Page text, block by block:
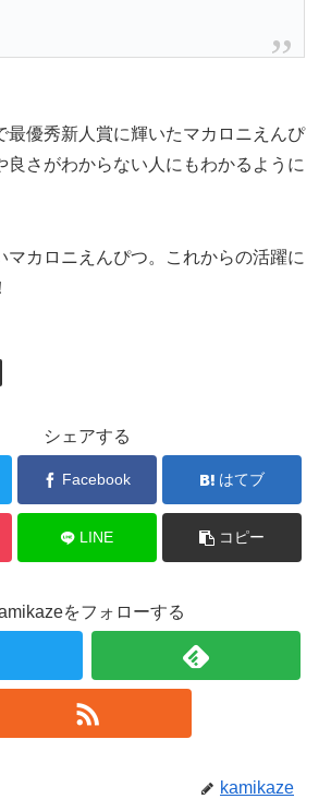
最優秀新人賞に輝いたマカロニえんぴ
良さがわからない人にもわかるように
マカロニえんぴつ。これからの活躍に
シェアする
Facebook はてブ
LINE コピー
をフォローする
kamikaze